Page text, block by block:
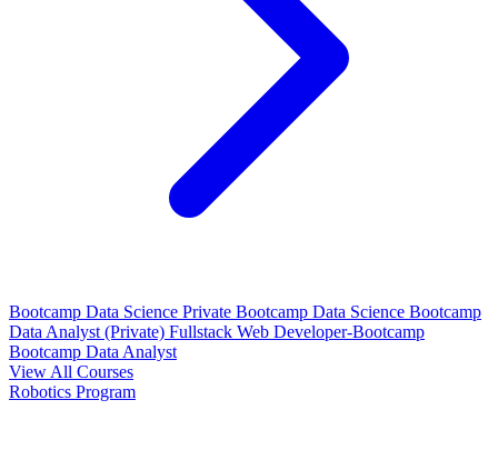
Bootcamp Data Science Private Bootcamp Data Science Bootcamp
Data Analyst (Private) Fullstack Web Developer-Bootcamp
Bootcamp Data Analyst
View All Courses
Robotics Program